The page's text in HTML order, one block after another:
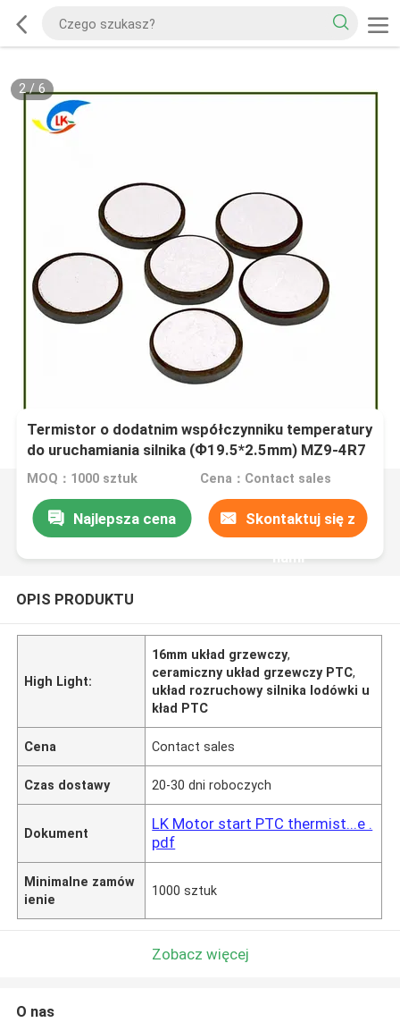
2/6
Termistor o dodatnim współczynniku temperatury
do uruchamiania silnika (Ф19.5*2.5mm) MZ9-4R7
PTC ochrona dodatniej temperatury
MOQ：1000 sztuk Cena：Contact sales
Najlepsza cena Skontaktuj się z
nami
OPIS PRODUKTU
High Light:
16mm układ grzewczy,
ceramiczny układ grzewczy PTC,
układ rozruchowy silnika lodówki u
kład PTC
Cena Contact sales
Czas dostawy 20-30 dni roboczych
Dokument
LK Motor start PTC thermist...e .
pdf
Minimalne zamów
ienie
1000 sztuk
Zobacz więcej
O nas